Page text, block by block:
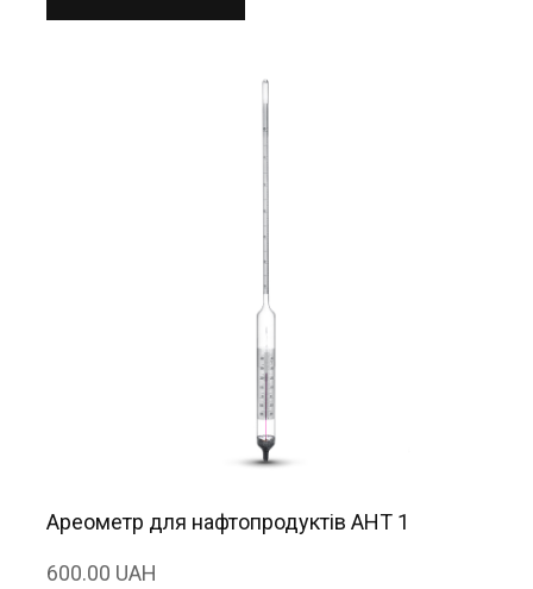
Ареометр для нафтопродуктів АНТ 1
600.00 UAH